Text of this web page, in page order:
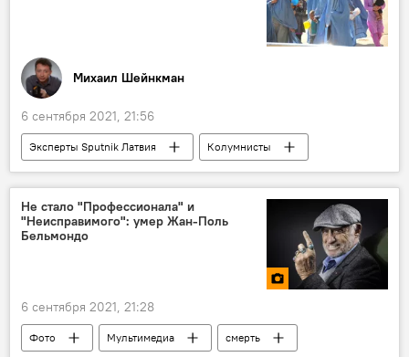
Михаил Шейнкман
6 сентября 2021, 21:56
Эксперты Sputnik Латвия
Колумнисты
Великобритания
Афганистан
военнослужащие
Не стало "Профессионала" и
"Неисправимого": умер Жан-Поль
Бельмондо
6 сентября 2021, 21:28
Фото Мультимедиа
смерть